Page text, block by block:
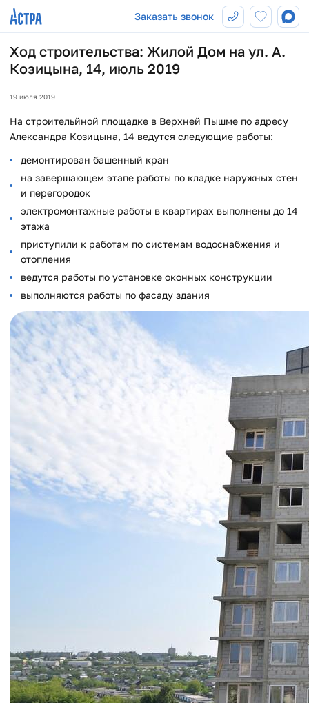
Заказать звонок
Ход строительства: Жилой Дом на ул. А.
Козицына, 14, июль 2019
19 июля 2019
На строительйной площадке в Верхней Пышме по адресу
Александра Козицына, 14 ведутся следующие работы:
демонтирован башенный кран
на завершающем этапе работы по кладке наружных стен
и перегородок
электромонтажные работы в квартирах выполнены до 14
этажа
приступили к работам по системам водоснабжения и
отопления
ведутся работы по установке оконных конструкции
выполняются работы по фасаду здания